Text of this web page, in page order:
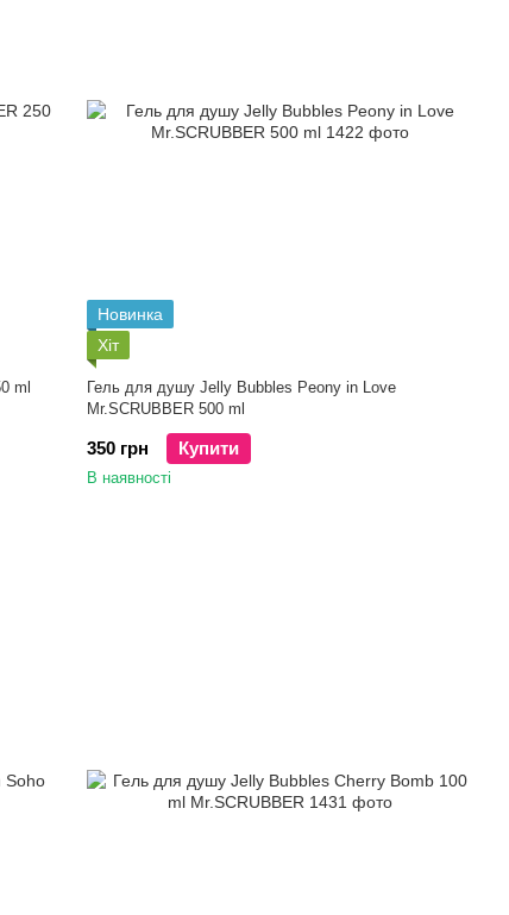
ml
Новинка
Хіт
Гель для душу Jelly Bubbles Peony in Love
Mr.SCRUBBER 500 ml
350 грн Купити
В наявності